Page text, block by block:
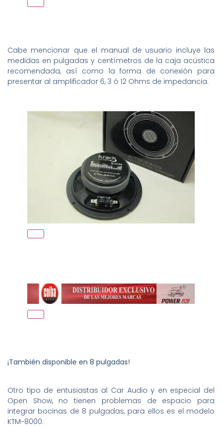
Cabe mencionar que el manual de usuario incluye las
medidas en pulgadas y centímetros de la caja acústica
recomendada, así como la forma de conexión para
presentar al amplificador 6, 3 ó 12 Ohms de impedancia.
¡También disponible en 8 pulgadas!
Otro tipo de entusiastas al Car Audio y en especial del
Open Show, no tienen problemas de espacio para
integrar bocinas de 8 pulgadas, para ellos es el modelo
KTM-8000.